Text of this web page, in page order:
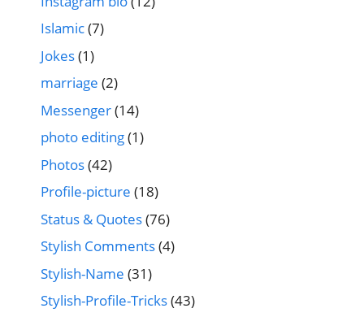
Islamic(7)
Jokes(1)
marriage (2)
Messenger(14)
photo editing(1)
Photos(42)
Profile-picture (18)
Status & Quotes(76)
Stylish Comments(4)
Stylish-Name (31)
Stylish-Profile-Tricks(43)